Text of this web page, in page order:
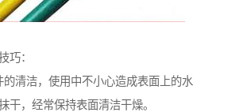
巧：
的清洁，使用中不小心造成表面上的水
干，经常保持表面清洁干燥。